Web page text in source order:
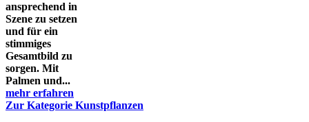
ansprechend in
Szene zu setzen
und für ein
stimmiges
Gesamtbild zu
sorgen. Mit
Palmen und...
mehr erfahren
Zur Kategorie Kunstpflanzen